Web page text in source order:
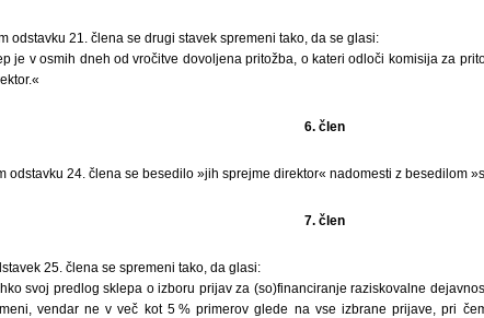
odstavku 21. člena se drugi stavek spremeni tako, da se glasi:
je v osmih dneh od vročitve dovoljena pritožba, o kateri odloči komisija za
6. člen
odstavku 24. člena se besedilo »jih sprejme direktor« nadomesti z besedilom
7. člen
25. člena se spremeni tako, da glasi:
svoj predlog sklepa o izboru prijav za (so)financiranje raziskovalne
vendar ne v več kot 5 % primerov glede na vse izbrane prijave, pri